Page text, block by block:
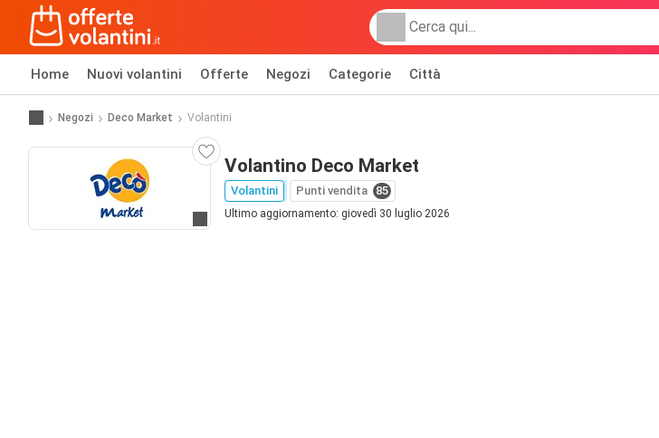
Home Nuovi volantini Offerte Negozi Categorie Città
Negozi Deco Market Volantini
Vai al sito web
Volantino Deco Market
Volantini Punti vendita 85
Ultimo aggiornamento: giovedì 30 luglio 2026